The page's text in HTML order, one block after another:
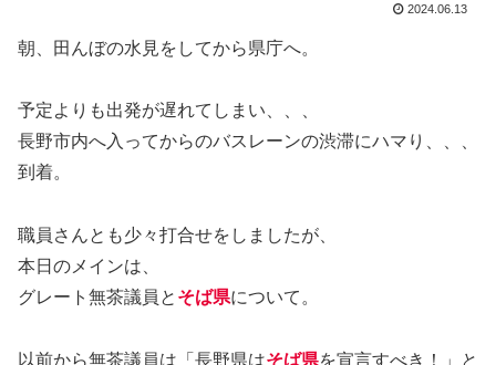
2024.06.13
朝、田んぼの水見をしてから県庁へ。
予定よりも出発が遅れてしまい、、、
長野市内へ入ってからのバスレーンの渋滞にハマり、、、
到着。
職員さんとも少々打合せをしましたが、
本日のメインは、
グレート無茶議員と そば県について。
以前から無茶議員は「長野県はそば県を宣言すべき！」と